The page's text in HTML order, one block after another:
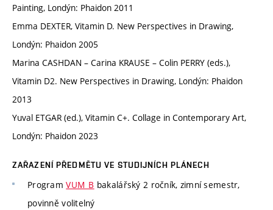
Painting, Londýn: Phaidon 2011
Emma DEXTER, Vitamin D. New Perspectives in Drawing,
Londýn: Phaidon 2005
Marina CASHDAN – Carina KRAUSE – Colin PERRY (eds.),
Vitamin D2. New Perspectives in Drawing, Londýn: Phaidon
2013
Yuval ETGAR (ed.), Vitamin C+. Collage in Contemporary Art,
Londýn: Phaidon 2023
ZAŘAZENÍ PŘEDMĚTU VE STUDIJNÍCH PLÁNECH
ProgramVUM_B bakalářský 2 ročník, zimní semestr,
povinně volitelný